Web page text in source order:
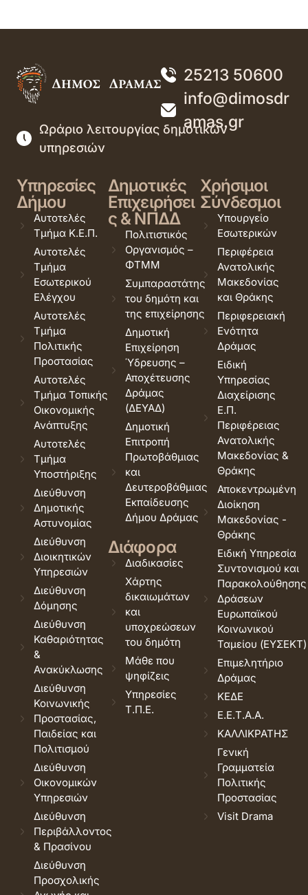
25213 50600
info@dimosdr
amas.gr
Ωράριο λειτουργίας δημοτικών
υπηρεσιών
Υπηρεσίες
Δήμου
Αυτοτελές
Τμήμα Κ.Ε.Π.
Αυτοτελές
Τμήμα
Εσωτερικού
Ελέγχου
Αυτοτελές
Τμήμα
Πολιτικής
Προστασίας
Αυτοτελές
Τμήμα Τοπικής
Οικονομικής
Ανάπτυξης
Αυτοτελές
Τμήμα
Υποστήριξης
Διεύθυνση
Δημοτικής
Αστυνομίας
Διεύθυνση
Διοικητικών
Υπηρεσιών
Διεύθυνση
Δόμησης
Διεύθυνση
Καθαριότητας
&
Ανακύκλωσης
Διεύθυνση
Κοινωνικής
Προστασίας,
Παιδείας και
Πολιτισμού
Διεύθυνση
Οικονομικών
Υπηρεσιών
Διεύθυνση
Περιβάλλοντος
& Πρασίνου
Διεύθυνση
Προσχολικής
Δημοτικές
Επιχειρήσει
ς & ΝΠΔΔ
Πολιτιστικός
Οργανισμός –
ΦΤΜΜ
Συμπαραστάτης
του δημότη και
της επιχείρησης
Δημοτική
Επιχείρηση
Ύδρευσης –
Αποχέτευσης
Δράμας
(ΔΕΥΑΔ)
Δημοτική
Επιτροπή
Πρωτοβάθμιας
και
Δευτεροβάθμιας
Εκπαίδευσης
Δήμου Δράμας
Διάφορα
Διαδικασίες
Χάρτης
δικαιωμάτων
και
υποχρεώσεων
του δημότη
Μάθε που
ψηφίζεις
Υπηρεσίες
Τ.Π.Ε.
Χρήσιμοι
Σύνδεσμοι
Υπουργείο
Εσωτερικών
Περιφέρεια
Ανατολικής
Μακεδονίας
και Θράκης
Περιφερειακή
Ενότητα
Δράμας
Ειδική
Υπηρεσίας
Διαχείρισης
Ε.Π.
Περιφέρειας
Ανατολικής
Μακεδονίας &
Θράκης
Αποκεντρωμένη
Διοίκηση
Μακεδονίας -
Θράκης
Ειδική Υπηρεσία
Συντονισμού και
Παρακολούθησης
Δράσεων
Ευρωπαϊκού
Κοινωνικού
Ταμείου (ΕΥΣΕΚΤ)
Επιμελητήριο
Δράμας
ΚΕΔΕ
Ε.Ε.Τ.Α.Α.
ΚΑΛΛΙΚΡΑΤΗΣ
Γενική
Γραμματεία
Πολιτικής
Προστασίας
Visit Drama